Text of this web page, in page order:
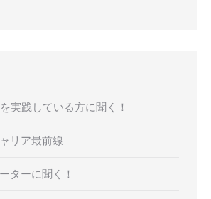
実践している方に聞く！
リア最前線
ターに聞く！